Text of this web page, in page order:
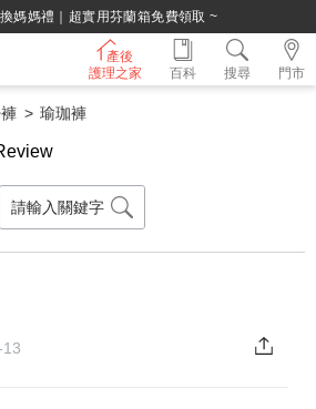
媽媽禮｜超實用芬蘭箱免費領取 ~
產後
護理之家
門市
百科 搜尋
瑜珈褲
13